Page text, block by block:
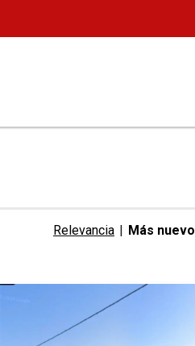
Relevancia | Más nuevo